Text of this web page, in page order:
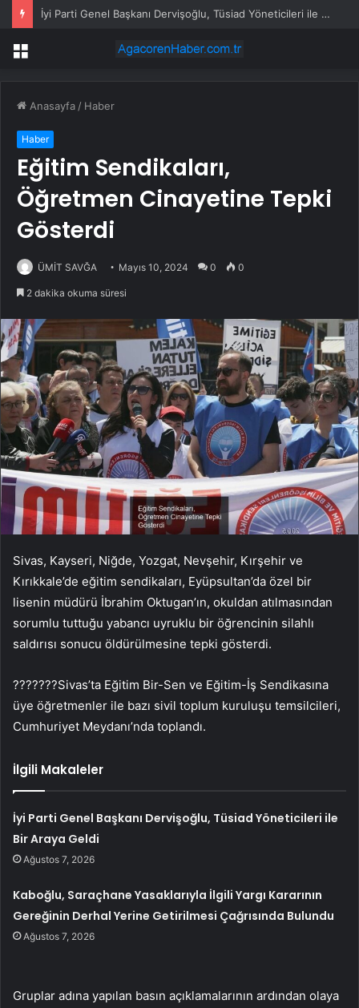
İyi Parti Genel Başkanı Dervişoğlu, Tüsiad Yöneticileri ile Bir Araya Geldi
Menü
Anasayfa / Haber
Haber
Eğitim Sendikaları,
Öğretmen Cinayetine Tepki
Gösterdi
ÜMİT SAVĞA Mayıs 10, 2024 0 0
2 dakika okuma süresi
Sivas, Kayseri, Niğde, Yozgat, Nevşehir, Kırşehir ve
Kırıkkale’de eğitim sendikaları, Eyüpsultan’da özel bir
lisenin müdürü İbrahim Oktugan’ın, okuldan atılmasından
sorumlu tuttuğu yabancı uyruklu bir öğrencinin silahlı
saldırısı sonucu öldürülmesine tepki gösterdi.
???????Sivas’ta Eğitim Bir-Sen ve Eğitim-İş Sendikasına
üye öğretmenler ile bazı sivil toplum kuruluşu temsilcileri,
Cumhuriyet Meydanı’nda toplandı.
İlgili Makaleler
İyi Parti Genel Başkanı Dervişoğlu, Tüsiad Yöneticileri ile
Bir Araya Geldi
Ağustos 7, 2026
Kaboğlu, Saraçhane Yasaklarıyla İlgili Yargı Kararının
Gereğinin Derhal Yerine Getirilmesi Çağrısında Bulundu
Ağustos 7, 2026
Gruplar adına yapılan basın açıklamalarının ardından olaya